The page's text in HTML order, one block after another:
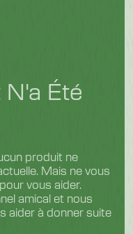
Été
produit ne
Mais ne vous
vous aider.
amical et nous
aider à donner suite